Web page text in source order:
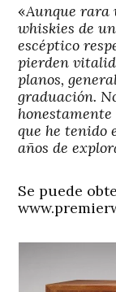
«Aunque rara
whiskies de
escéptico
pierden
planos,
graduación.
que he tenido
años de
Se puede